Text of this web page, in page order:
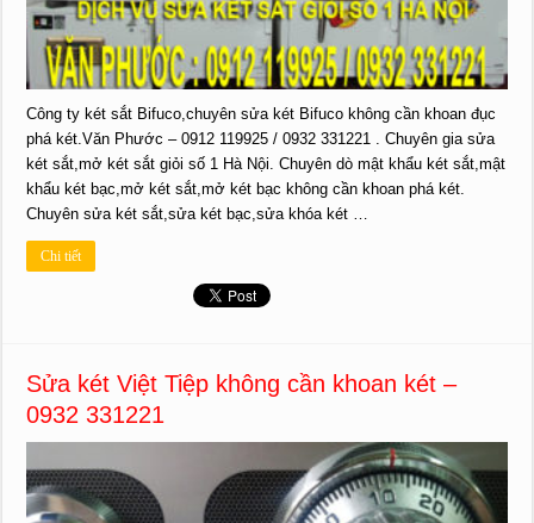
Công ty két sắt Bifuco,chuyên sửa két Bifuco không cần khoan đục
phá két.Văn Phước – 0912 119925 / 0932 331221 . Chuyên gia sửa
két sắt,mở két sắt giỏi số 1 Hà Nội. Chuyên dò mật khẩu két sắt,mật
khẩu két bạc,mở két sắt,mở két bạc không cần khoan phá két.
Chuyên sửa két sắt,sửa két bạc,sửa khóa két …
Chi tiết
Sửa két Việt Tiệp không cần khoan két –
0932 331221